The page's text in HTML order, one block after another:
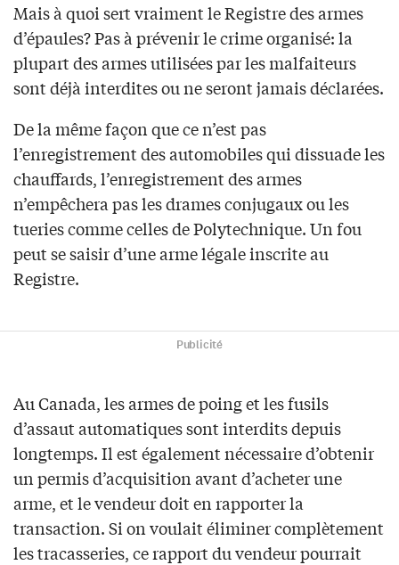
Mais à quoi sert vraiment le Registre des armes
d’épaules? Pas à prévenir le crime organisé: la
plupart des armes utilisées par les malfaiteurs
sont déjà interdites ou ne seront jamais déclarées.
De la même façon que ce n’est pas
l’enregistrement des automobiles qui dissuade les
chauffards, l’enregistrement des armes
n’empêchera pas les drames conjugaux ou les
tueries comme celles de Polytechnique. Un fou
peut se saisir d’une arme légale inscrite au
Registre.
Publicité
Au Canada, les armes de poing et les fusils
d’assaut automatiques sont interdits depuis
longtemps. Il est également nécessaire d’obtenir
un permis d’acquisition avant d’acheter une
arme, et le vendeur doit en rapporter la
transaction. Si on voulait éliminer complètement
les tracasseries, ce rapport du vendeur pourrait